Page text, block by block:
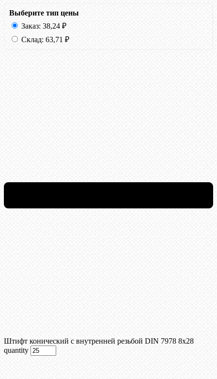
Выберите тип цены
Заказ: 38,24 ₽
Склад: 63,71 ₽
Штифт конический с внутренней резьбой DIN 7978 8х28
quantity